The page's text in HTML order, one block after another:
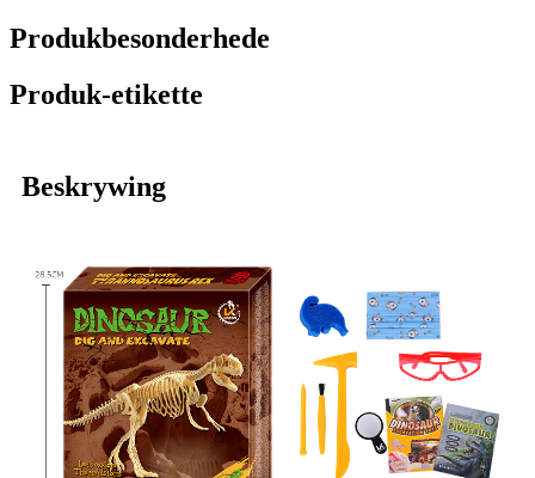
Produkbesonderhede
Produk-etikette
Beskrywing